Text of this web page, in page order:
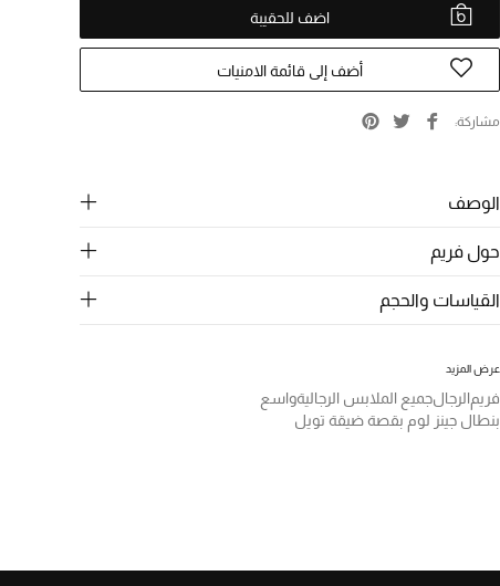
اضف للحقيبة
أضف إلى قائمة الامنيات
مشاركة
الوصف
حول فريم
القياسات والحجم
عرض المزيد
فريمالرجالجميع الملابس الرجاليةواسع
بنطال جينز لوم بقصة ضيقة تويل